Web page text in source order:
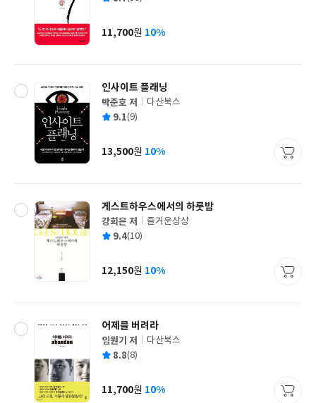
사
가
11,700원 10%
인사이트 플래닝
글
쓴
박준호 저
출
사
다산북스
평 9.1(9)
가
13,500원 10%
게스트하우스에서의 하룻밤
글
쓴
강희은 저
출
사
즐거운상상
평 9.4(10)
가
12,150원 10%
어제를 버려라
글
쓴
임원기 저
출
사
다산북스
평 8.8(8)
가
11,700원 10%